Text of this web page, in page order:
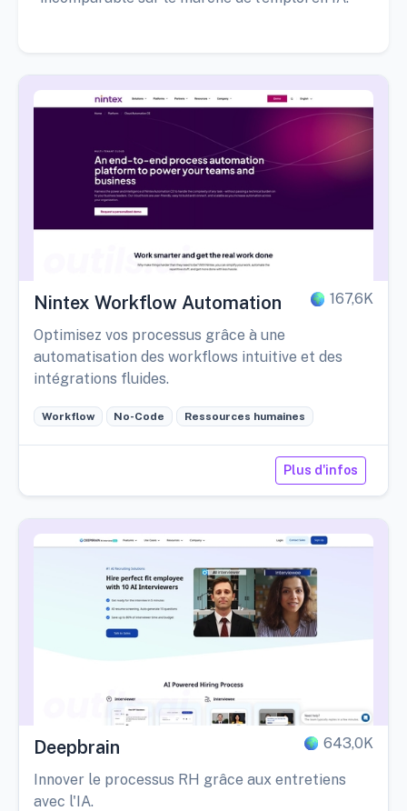
Nintex Workflow Automation 167,6K
Optimisez vos processus grâce à une
automatisation des workflows intuitive et des
intégrations fluides.
Workflow No-Code Ressources humaines
Plus d'infos
Deepbrain 643,0K
Innover le processus RH grâce aux entretiens
avec l'IA.